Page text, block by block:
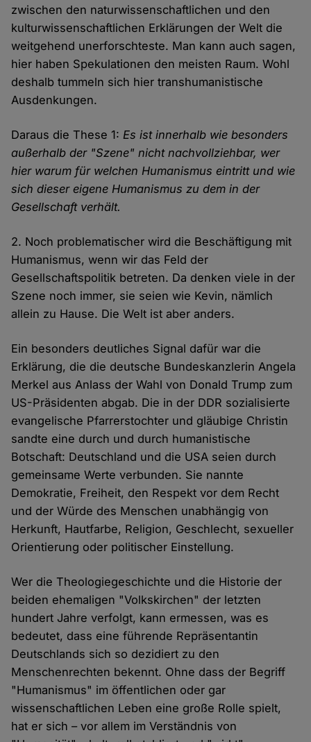
zwischen den naturwissenschaftlichen und den
kulturwissenschaftlichen Erklärungen der Welt die
weitgehend unerforschteste. Man kann auch sagen,
hier haben Spekulationen den meisten Raum. Wohl
deshalb tummeln sich hier transhumanistische
Ausdenkungen.
Daraus die These 1:Es ist innerhalb wie besonders
außerhalb der "Szene" nicht nachvollziehbar, wer
hier warum für welchen Humanismus eintritt und wie
sich dieser eigene Humanismus zu dem in der
Gesellschaft verhält.
2. Noch problematischer wird die Beschäftigung mit
Humanismus, wenn wir das Feld der
Gesellschaftspolitik betreten. Da denken viele in der
Szene noch immer, sie seien wie Kevin, nämlich
allein zu Hause. Die Welt ist aber anders.
Ein besonders deutliches Signal dafür war die
Erklärung, die die deutsche Bundeskanzlerin Angela
Merkel aus Anlass der Wahl von Donald Trump zum
US-Präsidenten abgab. Die in der DDR sozialisierte
evangelische Pfarrerstochter und gläubige Christin
sandte eine durch und durch humanistische
Botschaft: Deutschland und die USA seien durch
gemeinsame Werte verbunden. Sie nannte
Demokratie, Freiheit, den Respekt vor dem Recht
und der Würde des Menschen unabhängig von
Herkunft, Hautfarbe, Religion, Geschlecht, sexueller
Orientierung oder politischer Einstellung.
Wer die Theologiegeschichte und die Historie der
beiden ehemaligen "Volkskirchen" der letzten
hundert Jahre verfolgt, kann ermessen, was es
bedeutet, dass eine führende Repräsentantin
Deutschlands sich so dezidiert zu den
Menschenrechten bekennt. Ohne dass der Begriff
"Humanismus" im öffentlichen oder gar
wissenschaftlichen Leben eine große Rolle spielt,
hat er sich – vor allem im Verständnis von